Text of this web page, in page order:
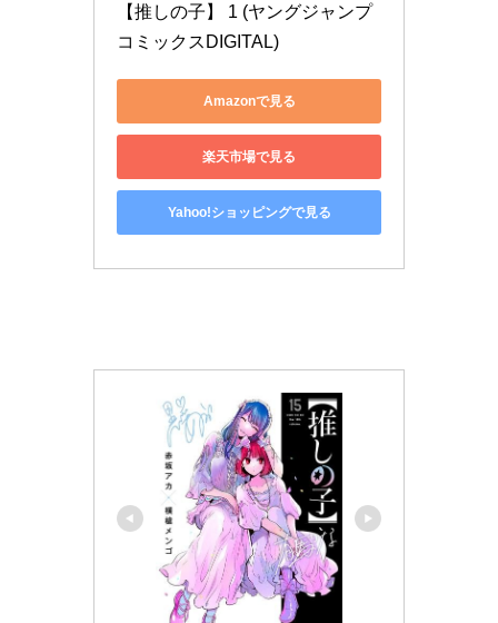
【推しの子】 1 (ヤングジャンプ
コミックスDIGITAL)
Amazonで見る
楽天市場で見る
Yahoo!ショッピングで見る